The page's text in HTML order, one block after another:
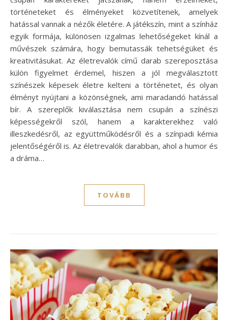
történeteket és élményeket közvetítenek, amelyek
hatással vannak a nézők életére. A játékszín, mint a színház
egyik formája, különösen izgalmas lehetőségeket kínál a
művészek számára, hogy bemutassák tehetségüket és
kreativitásukat. Az életrevalók című darab szereposztása
külön figyelmet érdemel, hiszen a jól megválasztott
színészek képesek életre kelteni a történetet, és olyan
élményt nyújtani a közönségnek, ami maradandó hatással
bír. A szereplők kiválasztása nem csupán a színészi
képességekről szól, hanem a karakterekhez való
illeszkedésről, az együttműködésről és a színpadi kémia
jelentőségéről is. Az életrevalók darabban, ahol a humor és
a dráma…
TOVÁBB